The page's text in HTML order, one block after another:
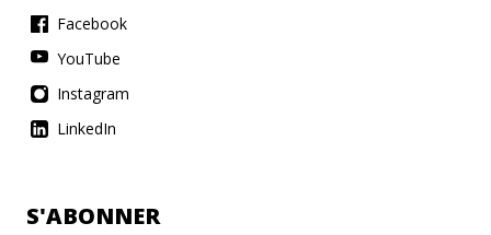
Facebook
YouTube
Instagram
LinkedIn
S'ABONNER